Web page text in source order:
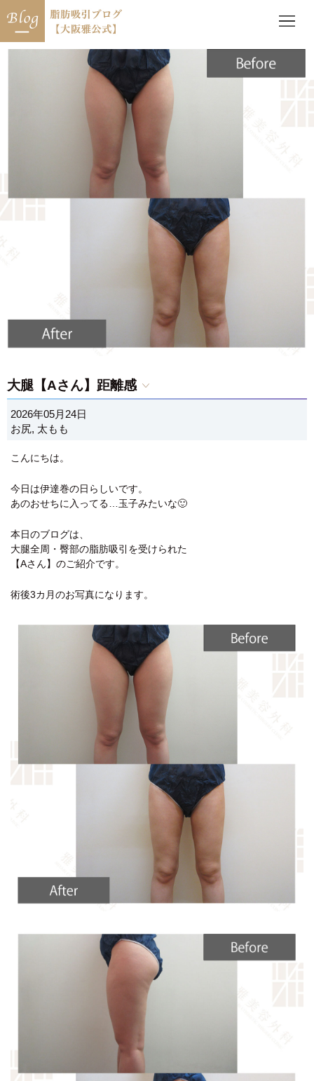
大腿【Aさん】距離感
2026年05月24日
お尻, 太もも
こんにちは。
今日は伊達巻の日らしいです。
あのおせちに入ってる…玉子みたいな🙂
本日のブログは、
大腿全周・臀部の脂肪吸引を受けられた
【Aさん】のご紹介です。
術後3カ月のお写真になります。